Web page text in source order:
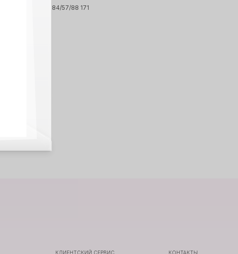
модели: 84/57/88 171
КЛИЕНТСКИЙ СЕРВИС КОНТАКТЫ